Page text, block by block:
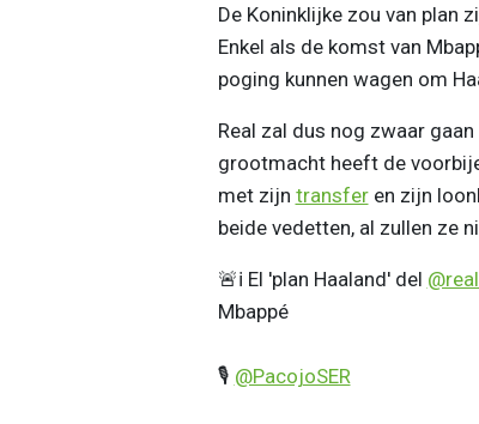
De Koninklijke zou van plan
Enkel als de komst van
poging kunnen wagen om
Real zal dus nog zwaar
grootmacht heeft de
met zijn transferen zijn
beide vedetten, al zullen ze
🚨ℹ️ El 'plan Haaland' del
Mbappé
🎙️ @PacojoSER